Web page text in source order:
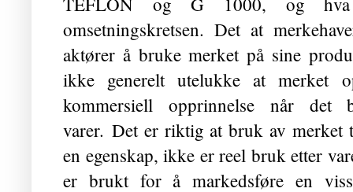
omsetningskretsen. Det at
aktører å bruke merket på sine
ikke generelt utelukke at merket
kommersiell opprinnelse når det
varer. Det er riktig at bruk av merket
en egenskap, ikke er reel bruk etter
er brukt for å markedsføre en